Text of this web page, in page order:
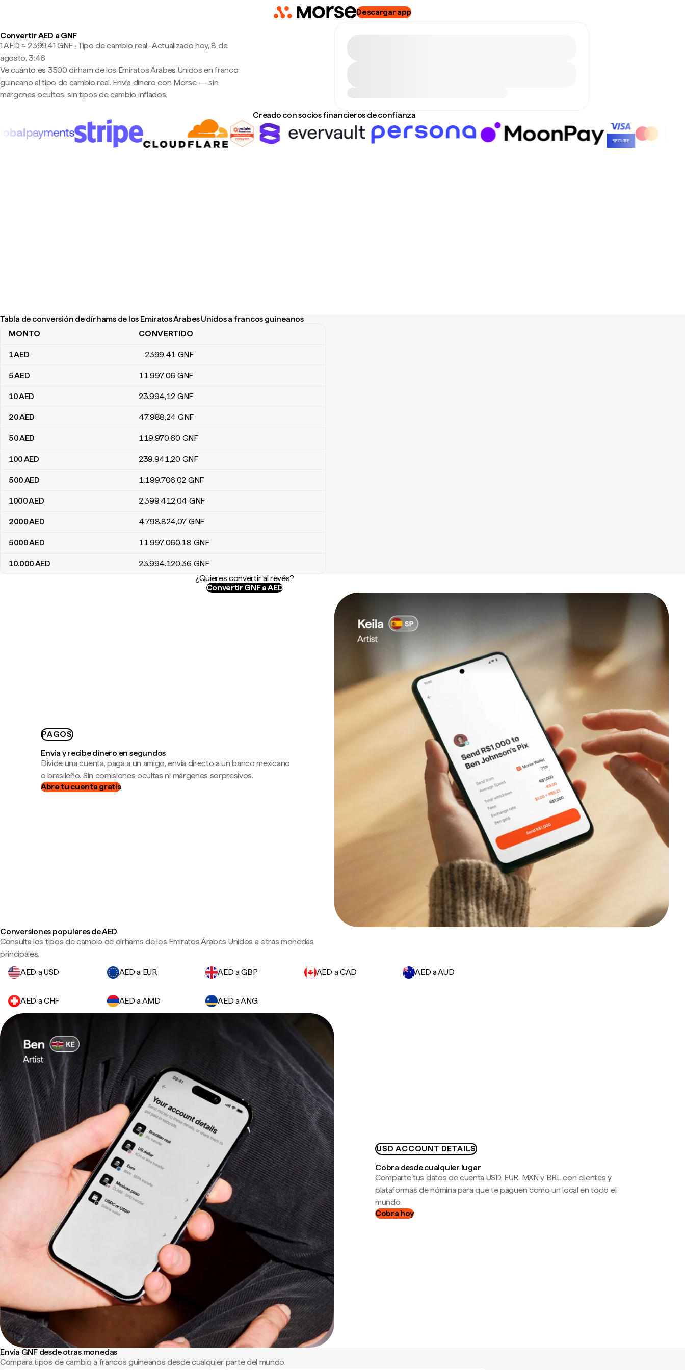
Descargar app
Convertir AED a GNF
1 AED ≈ 2399,41 GNF · Tipo de cambio real ·Actualizado hoy, 8 de
agosto, 3:46
Ve cuánto es 3500 dírham de los Emiratos Árabes Unidos en franco
guineano al tipo de cambio real. Envía dinero con Morse — sin
márgenes ocultos, sin tipos de cambio inflados.
Creado con socios financieros de confianza
Tabla de conversión de dírhams de los Emiratos Árabes Unidos a francos guineanos
Tabla de conversión de dírhams de los Emiratos Árabes Unidos a francos guineanos
MONTO CONVERTIDO
1AED 2399,41 GNF
5AED 11.997,06 GNF
10AED 23.994,12 GNF
20AED 47.988,24 GNF
50AED 119.970,60 GNF
100AED 239.941,20 GNF
500AED 1.199.706,02 GNF
1000AED 2.399.412,04 GNF
2000AED 4.798.824,07 GNF
5000AED 11.997.060,18 GNF
10.000AED 23.994.120,36 GNF
¿Quieres convertir al revés?
Convertir GNF a AED
PAGOS
Envía y recibe dinero en segundos
Divide una cuenta, paga a un amigo, envía directo a un banco mexicano
o brasileño. Sin comisiones ocultas ni márgenes sorpresivos.
Abre tu cuenta gratis
Conversiones populares de AED
Consulta los tipos de cambio de dírhams de los Emiratos Árabes Unidos a otras monedas
principales.
AED a USD
AED a EUR AED a GBP AED a CAD AED a AUD
AED a CHF AED a AMD AED a ANG
USD ACCOUNT DETAILS
Cobra desde cualquier lugar
Comparte tus datos de cuenta USD, EUR, MXN y BRL con clientes y
plataformas de nómina para que te paguen como un local en todo el
mundo.
Cobra hoy
Envía GNF desde otras monedas
Compara tipos de cambio a francos guineanos desde cualquier parte del mundo.